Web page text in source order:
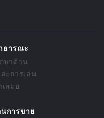
ธารณะ
ษาด้าน
ะการเล่น
สมอ
การขาย